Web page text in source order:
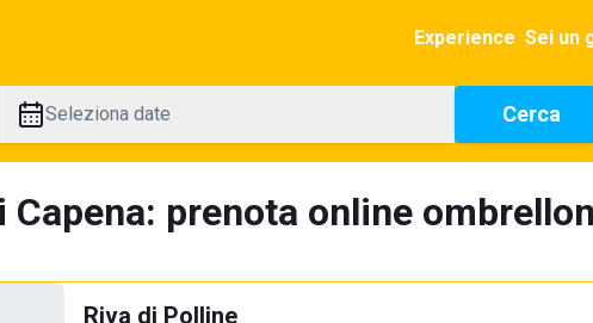
Experience Sei un
Seleziona date Cerca
Capena: prenota online
Riva di Polline